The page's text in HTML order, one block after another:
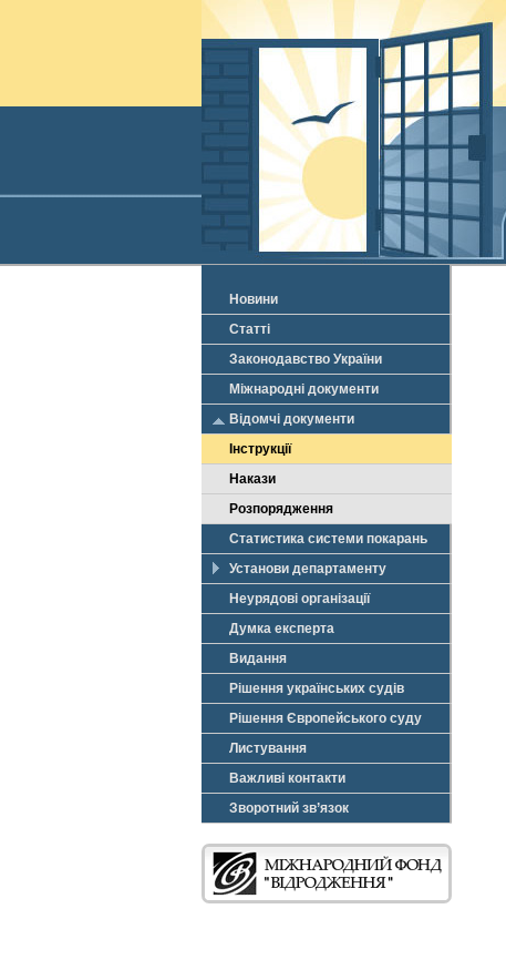
Новини
Статті
Законодавство України
Міжнародні документи
Відомчі документи
Інструкції
Накази
Розпорядження
Статистика системи покарань
Установи департаменту
Неурядові організації
Думка експерта
Видання
Рішення українських судів
Рішення Європейського суду
Листування
Важливі контакти
Зворотний зв’язок